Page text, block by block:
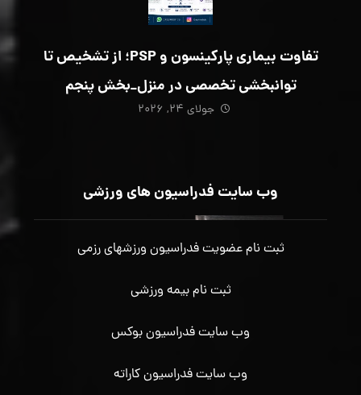
تفاوت بیماری پارکینسون و PSP؛ از تشخیص تا
توانبخشی تخصصی در منزل_بخش پنجم
جولای ۲۴, ۲۰۲۶
وب سایت فدراسیون های ورزشی
ثبت نام عضویت فدراسیون ورزشهای رزمی
ثبت نام بیمه ورزشی
وب سایت فدراسیون بوکس
وب سایت فدراسیون کاراته